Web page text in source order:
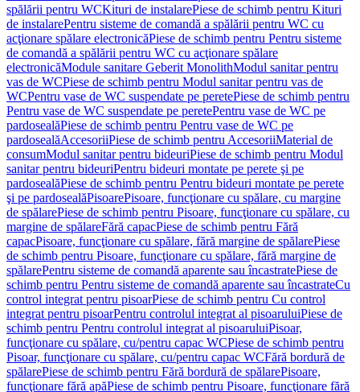
spălării pentru WCKituri de instalarePiese de schimb pentru Kituri
de instalarePentru sisteme de comandă a spălării pentru WC cu
acţionare spălare electronicăPiese de schimb pentru Pentru sisteme
de comandă a spălării pentru WC cu acţionare spălare
electronicăModule sanitare Geberit MonolithModul sanitar pentru
vas de WCPiese de schimb pentru Modul sanitar pentru vas de
WCPentru vase de WC suspendate pe peretePiese de schimb pentru
Pentru vase de WC suspendate pe peretePentru vase de WC pe
pardosealăPiese de schimb pentru Pentru vase de WC pe
pardosealăAccesoriiPiese de schimb pentru AccesoriiMaterial de
consumModul sanitar pentru bideuriPiese de schimb pentru Modul
sanitar pentru bideuriPentru bideuri montate pe perete şi pe
pardosealăPiese de schimb pentru Pentru bideuri montate pe perete
şi pe pardosealăPisoarePisoare, funcţionare cu spălare, cu margine
de spălarePiese de schimb pentru Pisoare, funcţionare cu spălare, cu
margine de spălareFără capacPiese de schimb pentru Fără
capacPisoare, funcţionare cu spălare, fără margine de spălarePiese
de schimb pentru Pisoare, funcţionare cu spălare, fără margine de
spălarePentru sisteme de comandă aparente sau încastratePiese de
schimb pentru Pentru sisteme de comandă aparente sau încastrateCu
control integrat pentru pisoarPiese de schimb pentru Cu control
integrat pentru pisoarPentru controlul integrat al pisoaruluiPiese de
schimb pentru Pentru controlul integrat al pisoaruluiPisoar,
funcţionare cu spălare, cu/pentru capac WCPiese de schimb pentru
Pisoar, funcţionare cu spălare, cu/pentru capac WCFără bordură de
spălarePiese de schimb pentru Fără bordură de spălarePisoare,
funcţionare fără apăPiese de schimb pentru Pisoare, funcţionare fără